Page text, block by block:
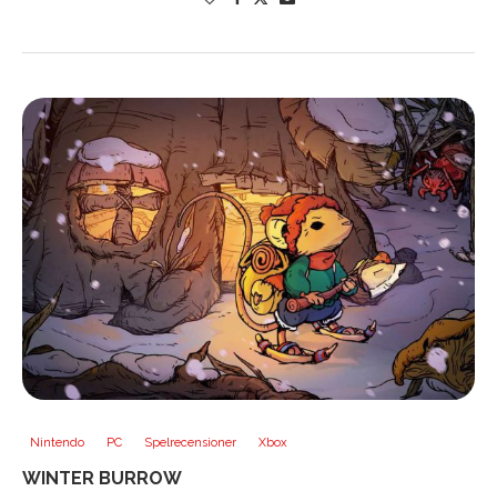
Nintendo PC Spelrecensioner Xbox
WINTER BURROW